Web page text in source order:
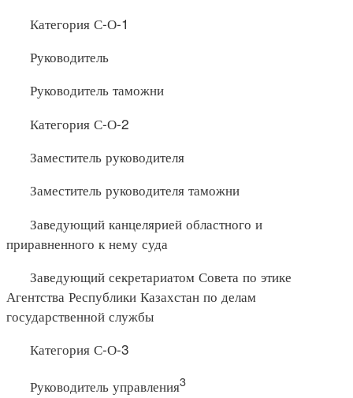
Категория С-О-1
Руководитель
Руководитель таможни
Категория С-О-2
Заместитель руководителя
Заместитель руководителя таможни
Заведующий канцелярией областного и
приравненного к нему суда
Заведующий секретариатом Совета по этике
Агентства Республики Казахстан по делам
государственной службы
Категория С-О-3
Руководитель управления3